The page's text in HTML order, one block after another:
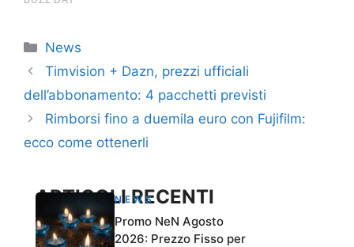
Categorie
News
Timvision + Dazn, prezzi ufficiali
dell’abbonamento: 4 pacchetti previsti
Rimborsi fino a duemila euro con Fujifilm:
ecco come ottenerli
ARTICOLI RECENTI
NEWS
Promo NeN Agosto
2026: Prezzo Fisso per